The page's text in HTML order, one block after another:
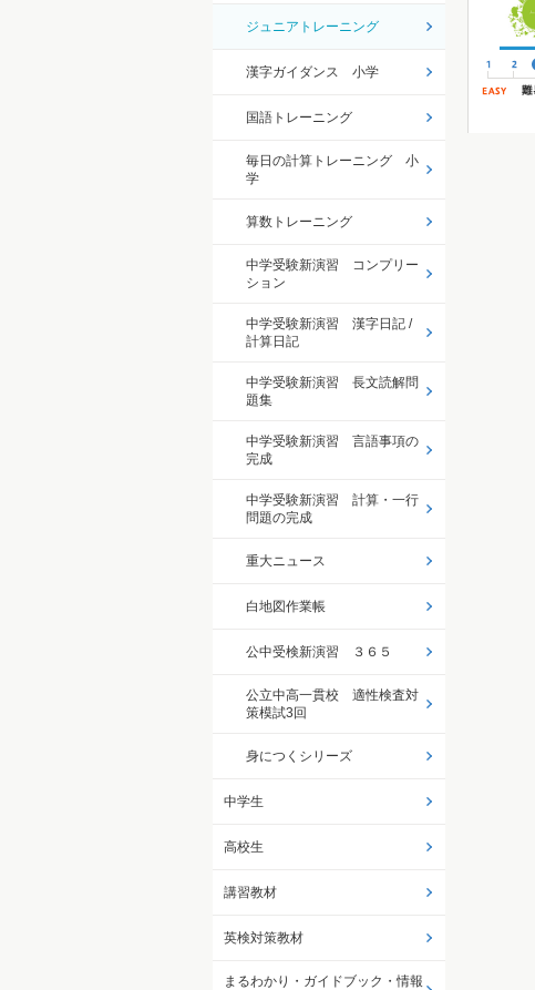
ジュニアトレーニング
漢字ガイダンス 小学
国語トレーニング
毎日の計算トレーニング 小
学
算数トレーニング
中学受験新演習 コンプリー
ション
中学受験新演習 漢字日記 /
計算日記
中学受験新演習 長文読解問
題集
中学受験新演習 言語事項の
完成
中学受験新演習 計算・一行
問題の完成
重大ニュース
白地図作業帳
公中受検新演習 ３６５
公立中高一貫校 適性検査対
策模試3回
身につくシリーズ
中学生
高校生
講習教材
英検対策教材
まるわかり・ガイドブック・情報